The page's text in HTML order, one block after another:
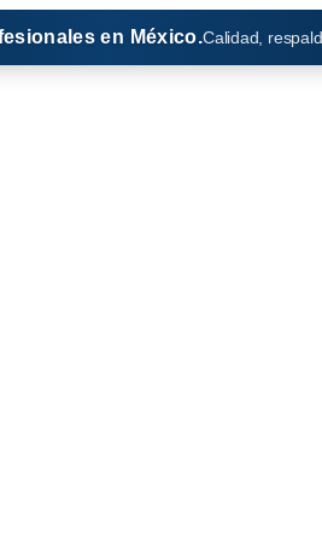
en México.Calidad,